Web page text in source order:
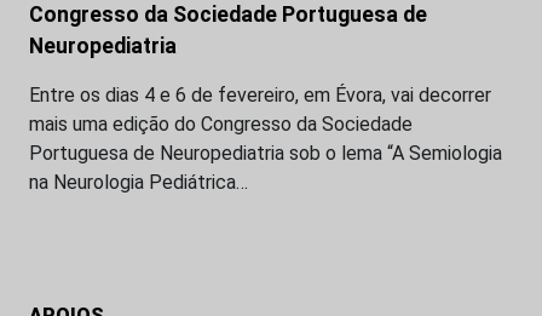
Congresso da Sociedade Portuguesa de
Neuropediatria
Entre os dias 4 e 6 de fevereiro, em Évora, vai decorrer
mais uma edição do Congresso da Sociedade
Portuguesa de Neuropediatria sob o lema “A Semiologia
na Neurologia Pediátrica…